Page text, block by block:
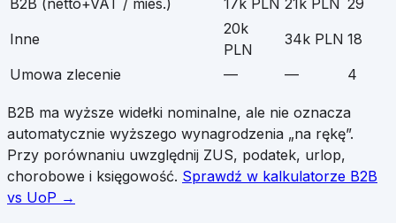
Inne
20k
PLN
34k PLN 18
Umowa zlecenie
— — 4
B2B ma wyższe widełki nominalne, ale nie oznacza
automatycznie wyższego wynagrodzenia „na rękę”.
Przy porównaniu uwzględnij ZUS, podatek, urlop,
chorobowe i księgowość. Sprawdź w kalkulatorze B2B
vs UoP →